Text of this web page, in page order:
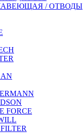
/ ОТВОДЫ
FORCE